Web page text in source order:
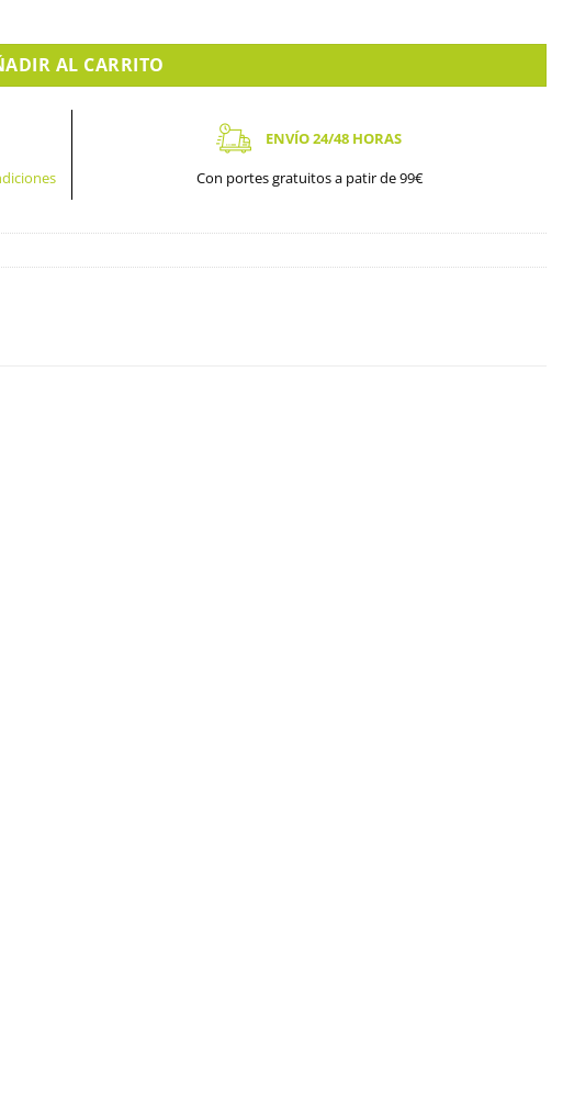
AL CARRITO
ENVÍO 24/48 HORAS
Con portes gratuitos a patir de 99€